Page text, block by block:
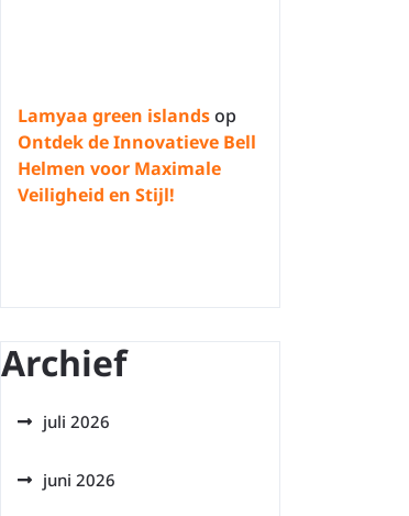
Lamyaa green islandsop
Ontdek de Innovatieve Bell
Helmen voor Maximale
Veiligheid en Stijl!
Archief
juli 2026
juni 2026